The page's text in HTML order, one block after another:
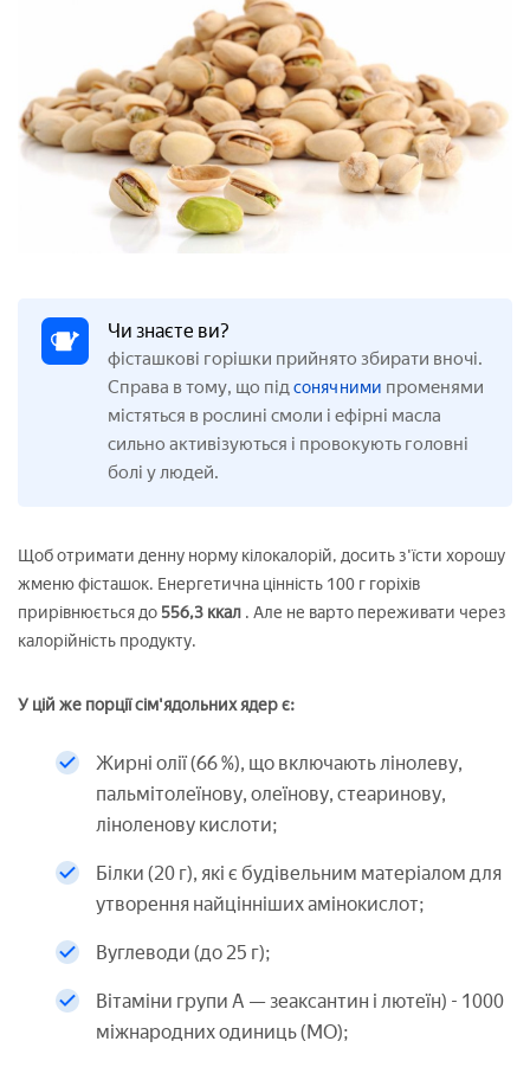
Чи знаєте ви?
фісташкові горішки прийнято збирати вночі.
Справа в тому, що підсонячними променями
містяться в рослині смоли і ефірні масла
сильно активізуються і провокують головні
болі у людей.
Щоб отримати денну норму кілокалорій, досить з'їсти хорошу
жменю фісташок. Енергетична цінність 100 г горіхів
прирівнюється до 556,3 ккал . Але не варто переживати через
калорійність продукту.
У цій же порції сім'ядольних ядер є:
Жирні олії (66 %), що включають лінолеву,
пальмітолеїнову, олеїнову, стеаринову,
ліноленову кислоти;
Білки (20 г), які є будівельним матеріалом для
утворення найцінніших амінокислот;
Вуглеводи (до 25 г);
Вітаміни групи А — зеаксантин і лютеїн) - 1000
міжнародних одиниць (МО);